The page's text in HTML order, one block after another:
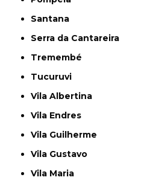
Santana
Serra da Cantareira
Tremembé
Tucuruvi
Vila Albertina
Vila Endres
Vila Guilherme
Vila Gustavo
Vila Maria